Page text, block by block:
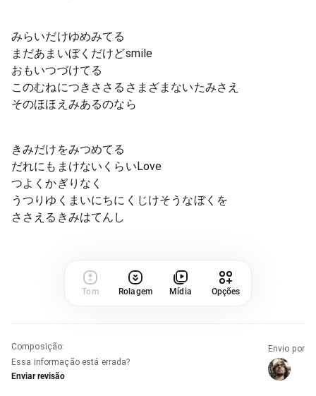
みらいだけゆめみてる
まだあまいぼくだけどsmile
おもいつづけてる
このむねにつきささるさまざまないたみさえ
そのほほえみあるのなら
きみだけをみつめてる
だれにもまけないくらいLove
つよくかぎりなく
うつりゆくまいにちにくじけそうなぼくを
ささえるきみはてんし
Tom Rolagem Mídia Opções
Composição:
Essa informação está errada?
Enviar revisão
Envio por